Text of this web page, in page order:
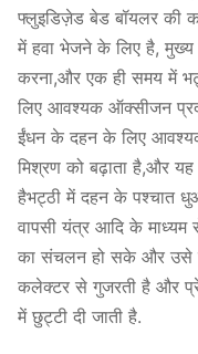
फ्लुइडिज़ेड बेड बॉयलर की
में हवा भेजने के लिए है, मुख्य
करना,और एक ही समय में
लिए आवश्यक ऑक्सीजन
ईंधन के दहन के लिए
मिश्रण को बढ़ाता है,और यह
हैभट्ठी में दहन के पश्चात
वापसी यंत्र आदि के
का संचलन हो सके और उसे
कलेक्टर से गुजरती है और
में छुट्टी दी जाती है.